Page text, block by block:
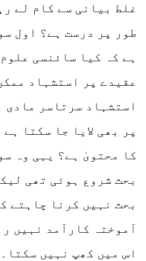
غلط بیانی سے کام لے
طور پر درست ہے؟ اول
ہے کہ کیا سائنسی
عقیدے پر استشہاد
استشہاد سرتاسر مادی
پر بھی لایا جا سکتا
کا محتویٰ ہے؟ یہی وہ
بحث شروع ہوئی تھی
بحث نہیں کرنا چاہتے
آموختہ کارآمد نہیں
اس میں کھپ نہیں